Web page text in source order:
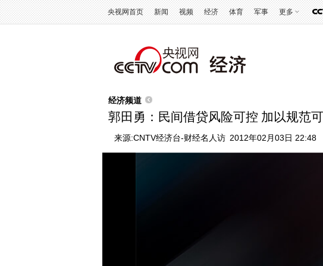
央视网首页 新闻 视频 经济 体育 军事 更多
经济频道
郭田勇：民间借贷风险可控 加以规范
来源:CNTV经济台-财经名人访 2012年02月03日 22:48